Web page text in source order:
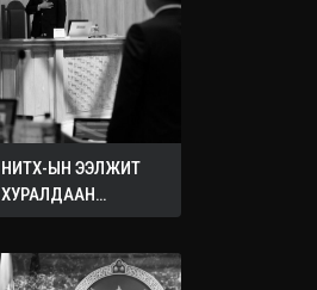
НИТХ-ЫН ЭЭЛЖИТ
ХУРАЛДААН
ЭХЭЛЛЭЭ